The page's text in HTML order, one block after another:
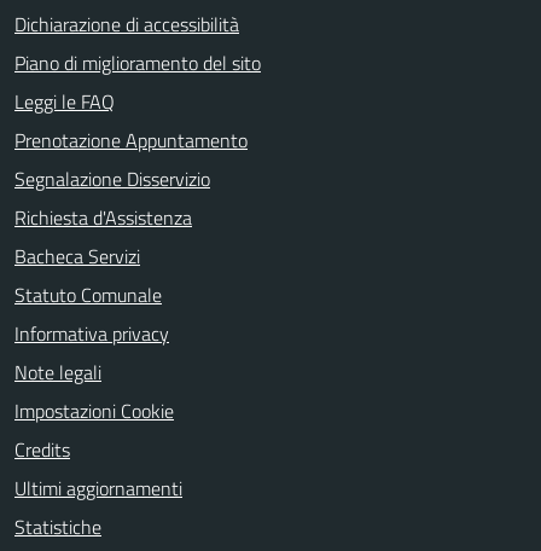
Dichiarazione di accessibilità
Piano di miglioramento del sito
Leggi le FAQ
Prenotazione Appuntamento
Segnalazione Disservizio
Richiesta d'Assistenza
Bacheca Servizi
Statuto Comunale
Informativa privacy
Note legali
Impostazioni Cookie
Credits
Ultimi aggiornamenti
Statistiche